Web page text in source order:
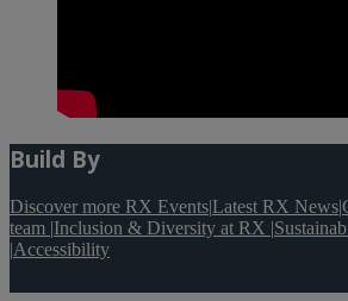
Build By
Discover more RX Events|Latest RX News|
team |Inclusion & Diversity at RX |
|Accessibility